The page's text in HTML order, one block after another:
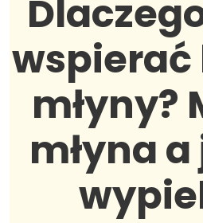
młyny?
młyna